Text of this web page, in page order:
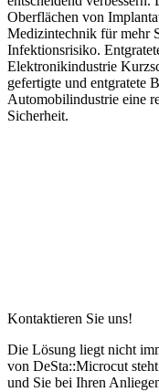
Oberflächen von
Medizintechnik für mehr
Infektionsrisiko.
Elektronikindustrie
gefertigte und entgratete
Automobilindustrie eine
Sicherheit.
Kontaktieren Sie uns!
Die Lösung liegt nicht
von DeSta::Microcut
und Sie bei Ihren